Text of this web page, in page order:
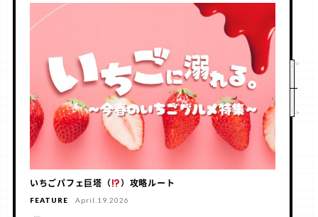
いちごパフェ巨塔（ ）攻略ルート
FEATURE April.19.2026